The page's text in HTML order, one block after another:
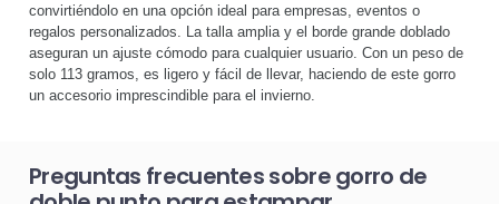
convirtiéndolo en una opción ideal para empresas, eventos o
regalos personalizados. La talla amplia y el borde grande doblado
aseguran un ajuste cómodo para cualquier usuario. Con un peso de
solo 113 gramos, es ligero y fácil de llevar, haciendo de este gorro
un accesorio imprescindible para el invierno.
Preguntas frecuentes sobre gorro de